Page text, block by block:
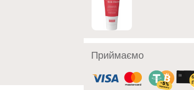
Приймаємо